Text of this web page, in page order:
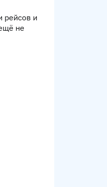
рейсов и
не